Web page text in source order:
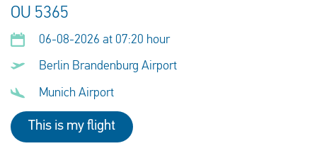
OU 5365
06-08-2026 at 07:20 hour
Berlin Brandenburg Airport
Munich Airport
This is my flight